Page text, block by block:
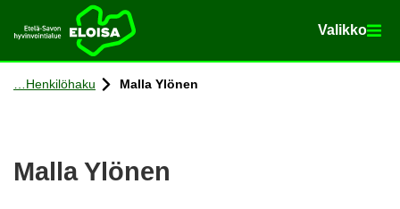
Etusi­vu Va­lik­ko
Va­lik­ko
Siir­ry si­säl­töön
Hen­ki­lö­ha­ku Malla Ylö­nen
Malla Ylö­nen